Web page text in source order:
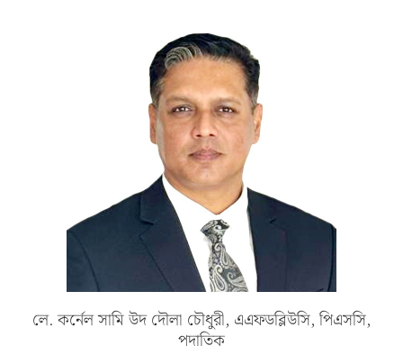
লে. কর্নেল সামি উদ দৌলা চৌধুরী, এএফডব্লিউসি, পিএসসি,
পদাতিক